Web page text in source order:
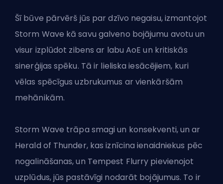
Šī būve pārvērš jūs par dzīvo negaisu, izmantojot
Storm Wave kā savu galveno bojājumu avotu un
visur izplūdot zibens ar labu AoE un kritiskās
sinerģijas spēku. Tā ir lieliska iesācējiem, kuri
vēlas spēcīgus uzbrukumus ar vienkāršām
mehānikām.
Storm Wave trāpa smagi un konsekventi, un ar
Herald of Thunder, kas iznīcina ienaidniekus pēc
nogalināšanas, un Tempest Flurry pievienojot
uzplūdus, jūs pastāvīgi nodarāt bojājumus. To ir